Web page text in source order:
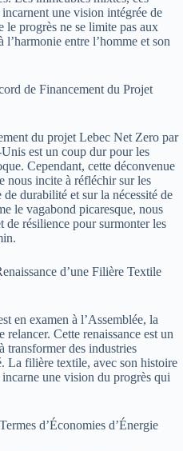
une vision intégrée de
le progrès ne se limite pas aux
l’harmonie entre l’homme et son
de Financement du Projet
du projet Lebec Net Zero par
est un coup dur pour les
Cependant, cette déconvenue
nous incite à réfléchir sur les
durabilité et sur la nécessité de
le vagabond picaresque, nous
de résilience pour surmonter les
d’une Filière Textile
en examen à l’Assemblée, la
Cette renaissance est un
transformer des industries
La filière textile, avec son histoire
une vision du progrès qui
d’Économies d’Énergie